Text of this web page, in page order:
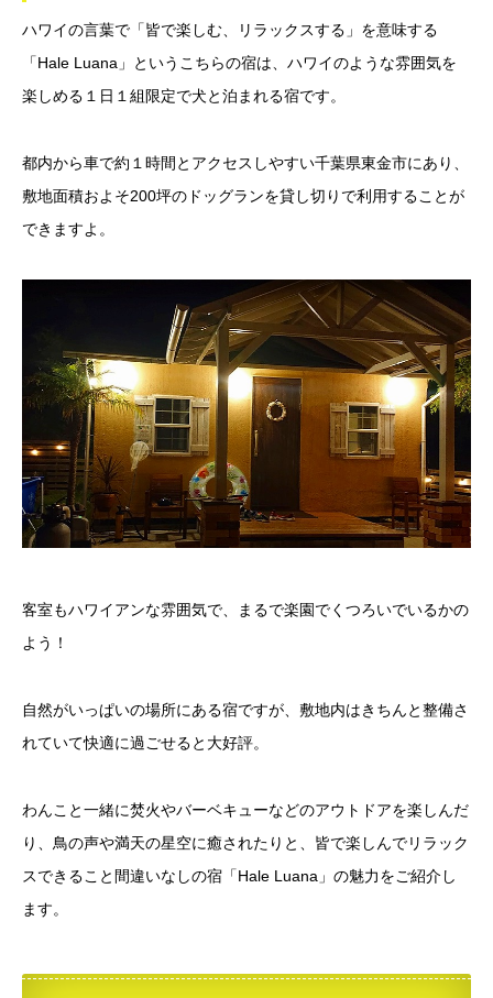
ハワイの言葉で「皆で楽しむ、リラックスする」を意味する
「Hale Luana」というこちらの宿は、ハワイのような雰囲気を
楽しめる１日１組限定で犬と泊まれる宿です。
都内から車で約１時間とアクセスしやすい千葉県東金市にあり、
敷地面積およそ200坪のドッグランを貸し切りで利用することが
できますよ。
客室もハワイアンな雰囲気で、まるで楽園でくつろいでいるかの
よう！
自然がいっぱいの場所にある宿ですが、敷地内はきちんと整備さ
れていて快適に過ごせると大好評。
わんこと一緒に焚火やバーベキューなどのアウトドアを楽しんだ
り、鳥の声や満天の星空に癒されたりと、皆で楽しんでリラック
スできること間違いなしの宿「Hale Luana」の魅力をご紹介し
ます。